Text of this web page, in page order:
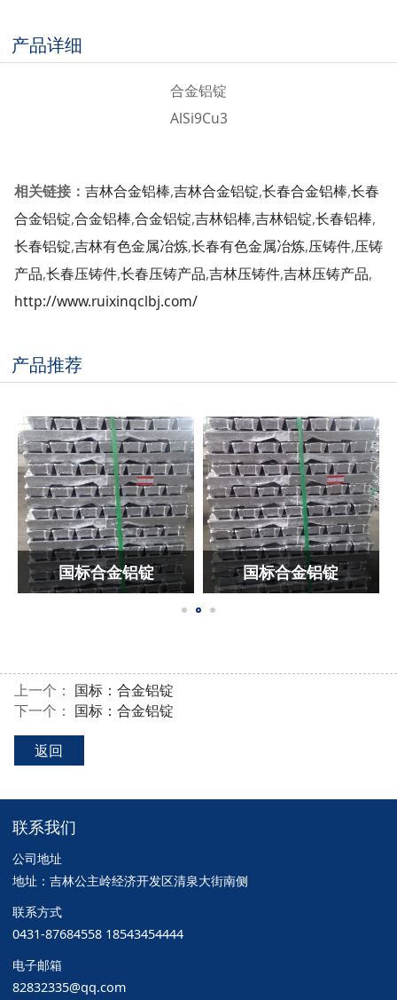
产品详细
合金铝锭
AlSi9Cu3
相关链接： 吉林合金铝棒,吉林合金铝锭,长春合金铝棒,长春
合金铝锭,合金铝棒,合金铝锭,吉林铝棒,吉林铝锭,长春铝棒,
长春铝锭,吉林有色金属冶炼,长春有色金属冶炼,压铸件,压铸
产品,长春压铸件,长春压铸产品,吉林压铸件,吉林压铸产品,
http://www.ruixinqclbj.com/
产品推荐
国标合金铝锭 国标合金铝锭
上一个： 国标：合金铝锭
下一个： 国标：合金铝锭
返回
联系我们
公司地址
地址：吉林公主岭经济开发区清泉大街南侧
联系方式
0431-87684558 18543454444
电子邮箱
82832335@qq.com